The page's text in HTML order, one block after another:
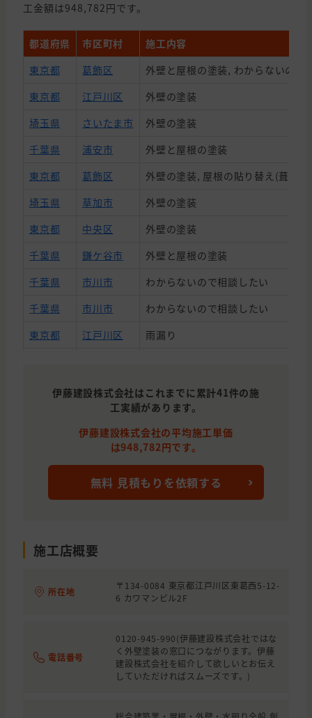
工金額は948,782円です。
都道府県 市区町村
施工内容
東京都
葛飾区
外壁と屋根の塗装, わからないので
東京都
江戸川区
外壁の塗装
埼玉県
さいたま市
外壁の塗装
千葉県
浦安市
外壁と屋根の塗装
東京都
葛飾区
外壁の塗装, 屋根の貼り替え(葺き
埼玉県
草加市
外壁の塗装
東京都
中央区
外壁の塗装
千葉県
鎌ケ谷市
外壁と屋根の塗装
千葉県
市川市
わからないので相談したい
千葉県
市川市
わからないので相談したい
東京都
江戸川区
雨漏り
東京都
江戸川区
わからないので相談したい
墨田区
外壁の塗装
市川市
屋根の塗装
千葉県
市川市
わからないので相談したい
東京都
雨漏り・防水, わからないので相
東京都
江戸川区
東京都
江戸川区
雨漏り・防水
東京都
江戸川区
屋根の塗装
江戸川区
外壁の塗装, 雨漏り・防水
伊藤建設株式会社はこれまでに累計41件の施
工実績があります。
伊藤建設株式会社の平均施工単価
は948,782円です。
無料 見積もりを依頼する
施工店概要
所在地
〒134-0084 東京都江戸川区東葛西5-12-
6 カワマンビル2F
電話番号
0120-945-990(伊藤建設株式会社ではな
く外壁塗装の窓口につながります。伊藤
建設株式会社を紹介して欲しいとお伝え
していただければスムーズです。)